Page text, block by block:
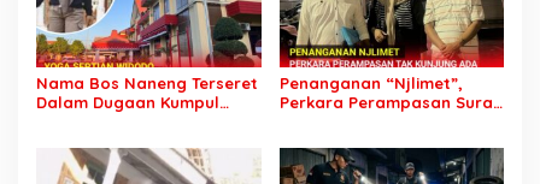
Nama Bos Naneng Terseret
Dalam Dugaan Kumpul
Polisi
Penanganan “Njlimet”,
Perkara Perampasan Surat
Setahun di Polres Pasuruan